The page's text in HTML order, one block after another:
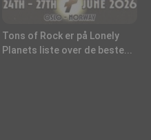
Tons of Rock er på Lonely
Planets liste over de beste...